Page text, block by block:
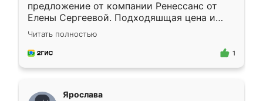
предложение от компании Ренессанс от
Елены Сергеевой. Подходяшщая цена и
короткие сроки изготовления. Приехавший
для замера сотрудник Владислав
предложил по моему эскизу самый
Читать полностью
1
Ярослава